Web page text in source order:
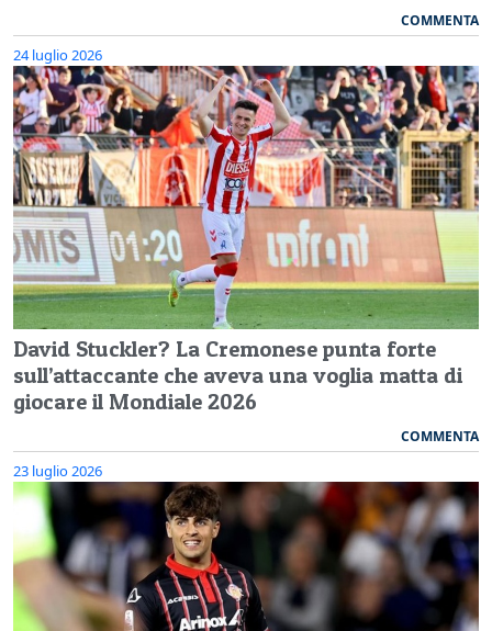
COMMENTA
24 luglio 2026
David Stuckler? La Cremonese punta forte
sull’attaccante che aveva una voglia matta di
giocare il Mondiale 2026
COMMENTA
23 luglio 2026